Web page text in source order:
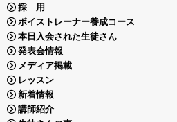
採 用
ボイストレーナー養成コース
本日入会された生徒さん
発表会情報
メディア掲載
レッスン
新着情報
講師紹介